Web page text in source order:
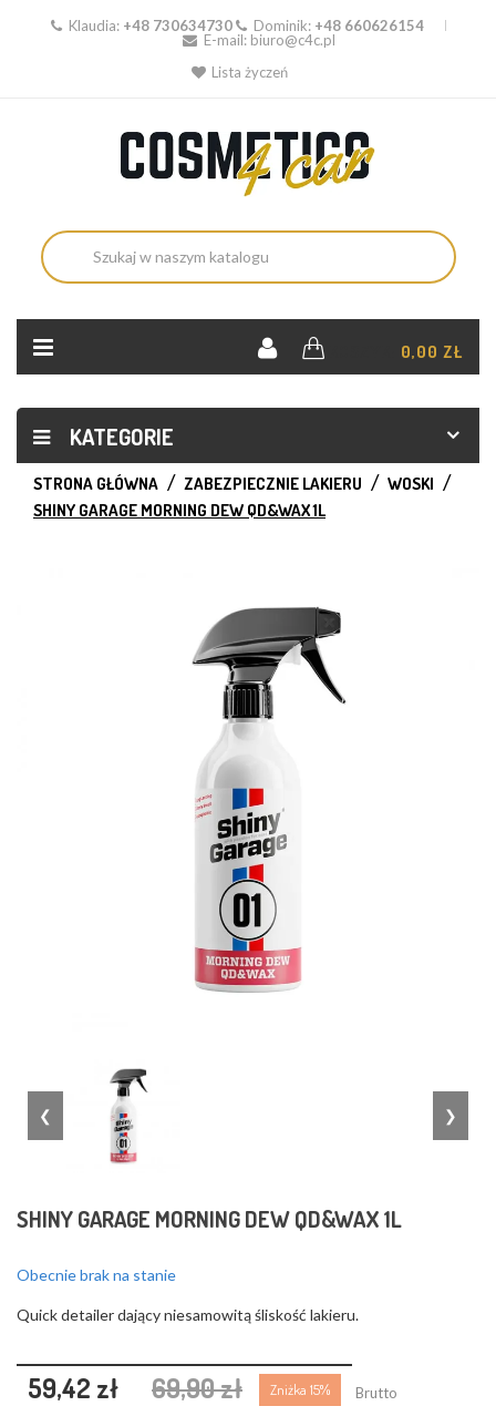
Klaudia: +48 730634730 Dominik: +48 660626154
E-mail: biuro@c4c.pl
Lista życzeń
0,00 ZŁ
KATEGORIE
STRONA GŁÓWNA ZABEZPIECZNIE LAKIERU
WOSKI
SHINY GARAGE MORNING DEW QD&WAX 1L
❮ ❯
SHINY GARAGE MORNING DEW QD&WAX 1L
Obecnie brak na stanie
Quick detailer dający niesamowitą śliskość lakieru.
59,42 zł 69,90 zł Zniżka 15% Brutto